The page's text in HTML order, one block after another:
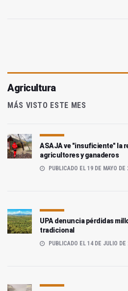
Agricultura
MÁS VISTO ESTE MES
ASAJA ve "insuficiente" la
agricultores y ganaderos
PUBLICADO EL 19 DE MAYO DE
UPA denuncia pérdidas
tradicional
PUBLICADO EL 14 DE JULIO DE